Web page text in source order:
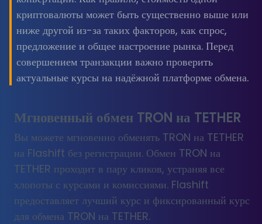
криптовалюты может быть существенно выше или
ниже другой из-за таких факторов, как спрос,
предложение и общее настроение рынка. Перед
совершением транзакции важно проверить
актуальные курсы на надёжной платформе обмена.
Мгновенный обмен TRON на TETHER
Вы можете мгновенно обменять TRON на TETHER
на Flashift без регистрации. Обмен TRON на
TETHER проходит в пару кликов, устраняя все
хлопоты с курсами и комиссиями. Flashift
предоставляет лучший курс и фиксированный курс
для обмена TRON на TETHER.